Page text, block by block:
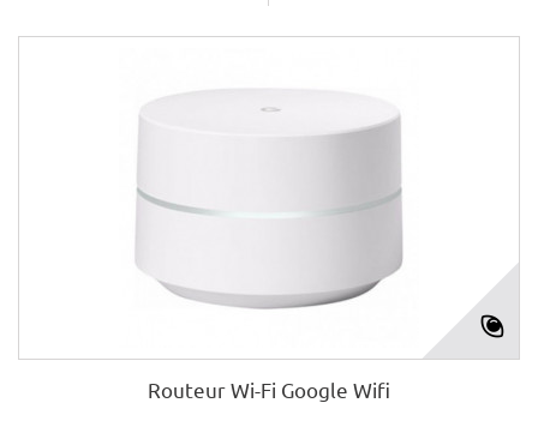
Routeur Wi-Fi Google Wifi